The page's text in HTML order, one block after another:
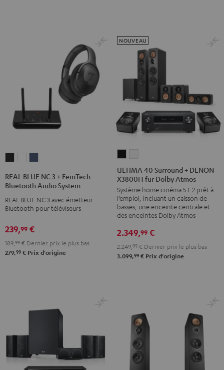
NC
+
Bluetooth
Audio
System
NC
+
Bluetooth
Audio
System
NC
+
Audio
System
REAL BLUE NC 3 + FeinTech
Bluetooth Audio System
REAL BLUE NC 3 avec émetteur
Bluetooth pour téléviseurs
239,99 €
189, 99 € Dernier prix le plus bas
279,99 € Prix d'origine
40
Surround
+
DENON
X3800H
Dolby
Atmos
40
Surround
+
DENON
X3800H
Dolby
Atmos
ULTIMA 40 Surround + DENON
X3800H für Dolby Atmos
Système home cinéma 5.1.2 prêt à
l’emploi, incluant un caisson de
basses, une enceinte centrale et
des enceintes Dolby Atmos
NOUVEAU
2.349,99 €
2.249, 99 € Dernier prix le plus bas
3.099,99 € Prix d'origine